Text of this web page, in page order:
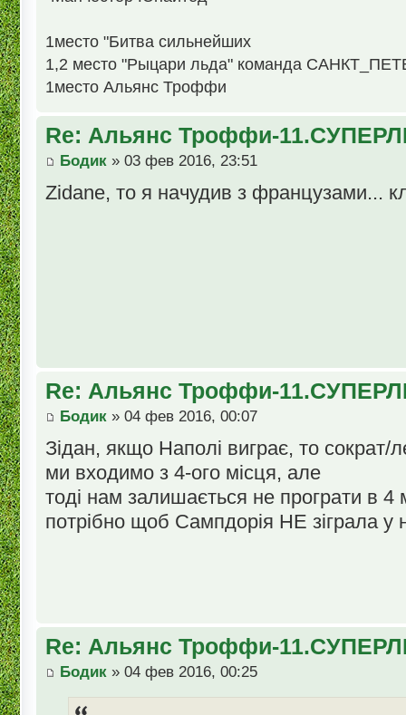
1место "Битва сильнейших
1,2 место "Рыцари льда" команда
1место Альянс Троффи
Re: Альянс Троффи-
Бодик » 03 фев 2016, 23:51
Zidane, то я начудив з французами...
Re: Альянс Троффи-
Бодик » 04 фев 2016, 00:07
Зідан, якщо Наполі виграє, то сократ/
ми входимо з 4-ого місця, але
тоді нам залишається не програти в 4
потрібно щоб Сампдорія НЕ зіграла у
Re: Альянс Троффи-
Бодик » 04 фев 2016, 00:25